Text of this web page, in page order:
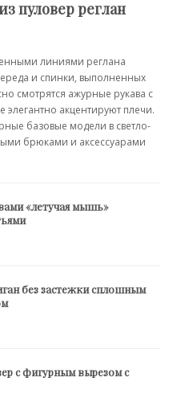
пуловер реглан
линиями реглана
и спинки, выполненных
смотрятся ажурные рукава с
акцентируют плечи.
базовые модели в светло-
брюками и аксессуарами
«летучая мышь»
без застежки сплошным
с фигурным вырезом с